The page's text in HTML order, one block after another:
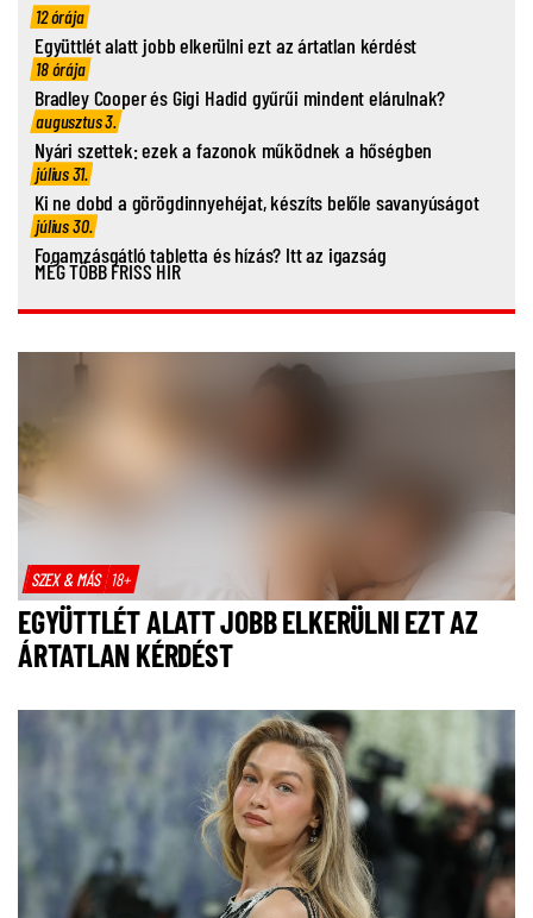
12 órája
Együttlét alatt jobb elkerülni ezt az ártatlan kérdést
18 órája
Bradley Cooper és Gigi Hadid gyűrűi mindent elárulnak?
augusztus 3.
Nyári szettek: ezek a fazonok működnek a hőségben
július 31.
Ki ne dobd a görögdinnyehéjat, készíts belőle savanyúságot
július 30.
Fogamzásgátló tabletta és hízás? Itt az igazság
MÉG TÖBB FRISS HÍR
SZEX & MÁS 18+
EGYÜTTLÉT ALATT JOBB ELKERÜLNI EZT AZ
ÁRTATLAN KÉRDÉST